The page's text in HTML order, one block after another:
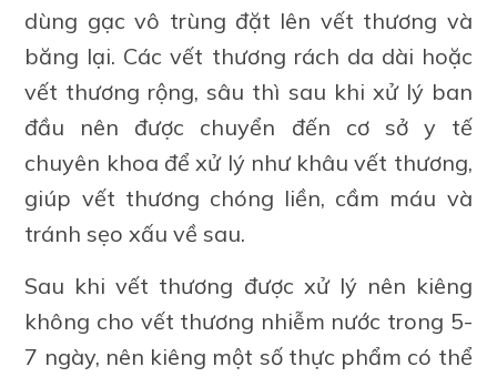
dùng gạc vô trùng đặt lên vết thương và
băng lại. Các vết thương rách da dài hoặc
vết thương rộng, sâu thì sau khi xử lý ban
đầu nên được chuyển đến cơ sở y tế
chuyên khoa để xử lý như khâu vết thương,
giúp vết thương chóng liền, cầm máu và
tránh sẹo xấu về sau.
Sau khi vết thương được xử lý nên kiêng
không cho vết thương nhiễm nước trong 5-
7 ngày, nên kiêng một số thực phẩm có thể